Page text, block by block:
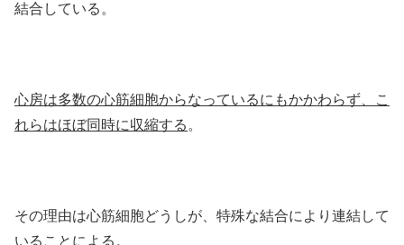
結合している。
心房は多数の心筋細胞からなっているにもかかわらず、こ
れらはほぼ同時に収縮する 。
その理由は心筋細胞どうしが、特殊な結合により連結して
いることによる。